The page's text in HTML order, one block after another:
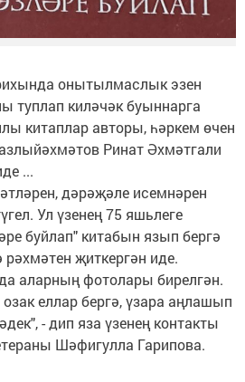
онытылмаслык эзен
туплап киләчәк буыннарга
китаплар авторы, һәркем өчен
Ринат Әхмәтгали
...
дәрәҗәле исемнәрен
Ул үзенең 75 яшьлеге
буйлап" китабын язып бергә
җиткергән иде.
аларның фотолары бирелгән.
еллар бергә, үзара аңлашып
- дип яза үзенең контакты
Шәфигулла Гарипова.